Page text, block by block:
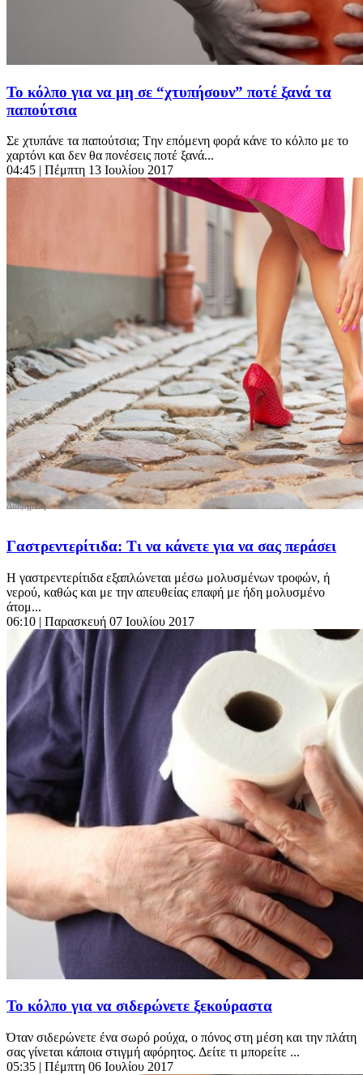
Το κόλπο για να μη σε “χτυπήσουν” ποτέ ξανά τα
παπούτσια
Σε χτυπάνε τα παπούτσια; Tην επόμενη φορά κάνε το κόλπο με το
χαρτόνι και δεν θα πονέσεις ποτέ ξανά...
04:45 | Πέμπτη 13 Ιουλίου 2017
Γαστρεντερίτιδα: Τι να κάνετε για να σας περάσει
Η γαστρεντερίτιδα εξαπλώνεται μέσω μολυσμένων τροφών, ή
νερού, καθώς και με την απευθείας επαφή με ήδη μολυσμένο
άτομ...
06:10 | Παρασκευή 07 Ιουλίου 2017
Το κόλπο για να σιδερώνετε ξεκούραστα
Όταν σιδερώνετε ένα σωρό ρούχα, ο πόνος στη μέση και την πλάτη
σας γίνεται κάποια στιγμή αφόρητος. Δείτε τι μπορείτε ...
05:35 | Πέμπτη 06 Ιουλίου 2017